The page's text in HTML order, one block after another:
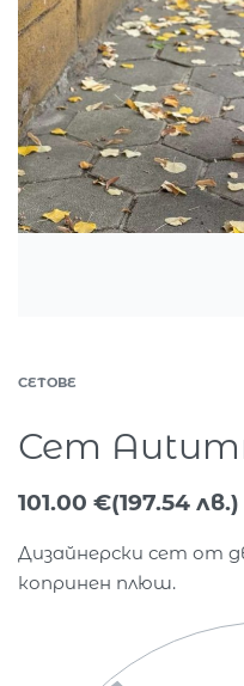
СЕТОВЕ
Сет
101.00 €(197.54 лв.)
Дизайнерски сет от
копринен плюш.